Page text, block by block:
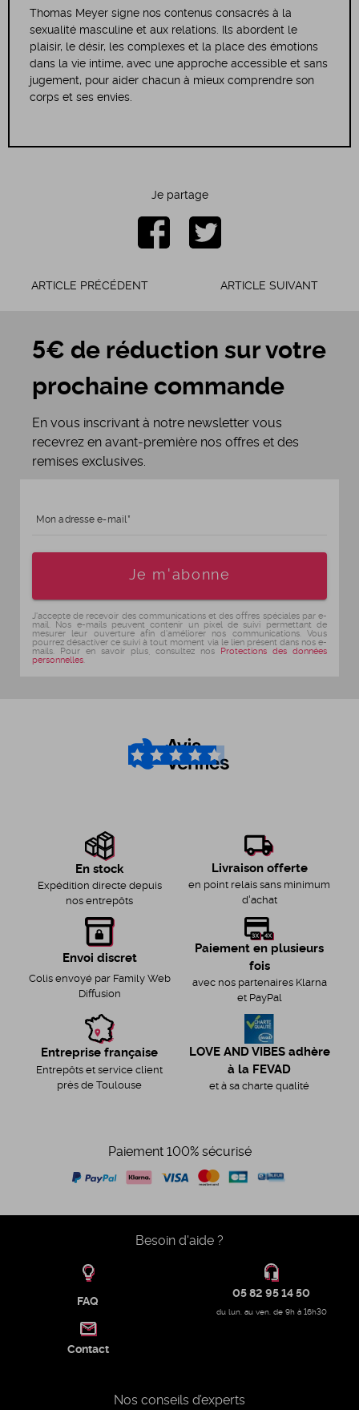
Thomas Meyer signe nos contenus consacrés à la
sexualité masculine et aux relations. Ils abordent le
plaisir, le désir, les complexes et la place des émotions
dans la vie intime, avec une approche accessible et sans
jugement, pour aider chacun à mieux comprendre son
corps et ses envies.
Je partage
ARTICLE PRÉCÉDENT ARTICLE SUIVANT
5€ de réduction sur votre
prochaine commande
En vous inscrivant à notre newsletter vous
recevrez en avant-première nos offres et des
remises exclusives.
Mon adresse e-mail
Je m'abonne
J'accepte de recevoir des communications et des offres spéciales par e-
mail. Nos e-mails peuvent contenir un pixel de suivi permettant de
mesurer leur ouverture afin d'améliorer nos communications. Vous
pourrez désactiver ce suivi à tout moment via le lien présent dans nos e-
mails. Pour en savoir plus, consultez nos Protections des données
personnelles
4.6/5
En stock
Expédition directe depuis
nos entrepôts
Livraison offerte
en point relais sans minimum
d'achat
Envoi discret
Colis envoyé par Family Web
Diffusion
Paiement en plusieurs
fois
avec nos partenaires Klarna
et PayPal
Entreprise française
Entrepôts et service client
près de Toulouse
LOVE AND VIBES adhère
à la FEVAD
et à sa charte qualité
Paiement 100% sécurisé
Besoin d'aide ?
FAQ
05 82 95 14 50
du lun. au ven. de 9h à 16h30
Contact
Nos conseils d’experts